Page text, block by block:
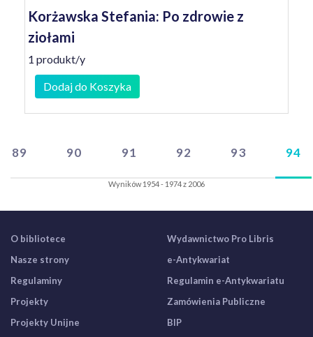
Korżawska Stefania: Po zdrowie z
ziołami
1 produkt/y
Dodaj do Koszyka
89 90 91 92 93 94
Wyników 1954 - 1974 z 2006
O bibliotece
Nasze strony
Regulaminy
Projekty
Projekty Unijne
Wydawnictwo Pro Libris
e-Antykwariat
Regulamin e-Antykwariatu
Zamówienia Publiczne
BIP